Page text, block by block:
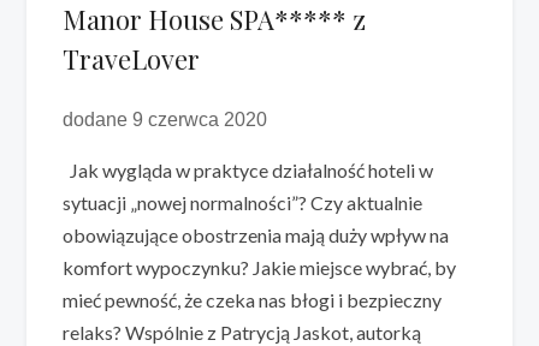
Manor House SPA***** z
TraveLover
dodane 9 czerwca 2020
Jak wygląda w praktyce działalność hoteli w
sytuacji „nowej normalności”? Czy aktualnie
obowiązujące obostrzenia mają duży wpływ na
komfort wypoczynku? Jakie miejsce wybrać, by
mieć pewność, że czeka nas błogi i bezpieczny
relaks? Wspólnie z Patrycją Jaskot, autorką